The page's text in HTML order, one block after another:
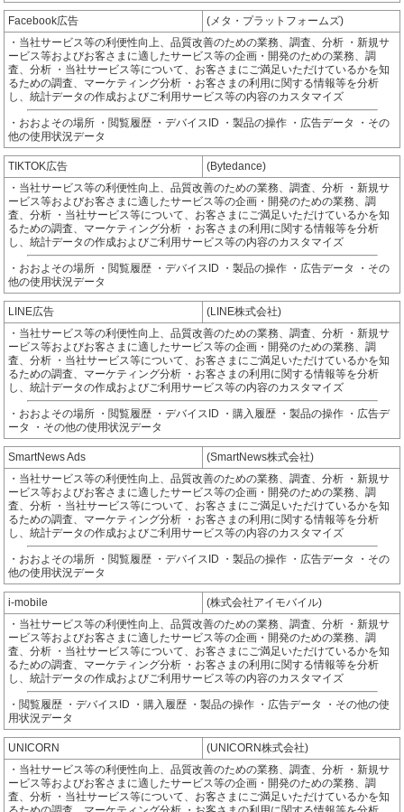
Facebook広告
(メタ・プラットフォームズ)
・当社サービス等の利便性向上、品質改善のための業務、調査、分析 ・新規サ
ービス等およびお客さまに適したサービス等の企画・開発のための業務、調
査、分析 ・当社サービス等について、お客さまにご満足いただけているかを知
るための調査、マーケティング分析 ・お客さまの利用に関する情報等を分析
し、統計データの作成およびご利用サービス等の内容のカスタマイズ
・おおよその場所 ・閲覧履歴 ・デバイスID ・製品の操作 ・広告データ ・その
他の使用状況データ
TIKTOK広告
(Bytedance)
・当社サービス等の利便性向上、品質改善のための業務、調査、分析 ・新規サ
ービス等およびお客さまに適したサービス等の企画・開発のための業務、調
査、分析 ・当社サービス等について、お客さまにご満足いただけているかを知
るための調査、マーケティング分析 ・お客さまの利用に関する情報等を分析
し、統計データの作成およびご利用サービス等の内容のカスタマイズ
・おおよその場所 ・閲覧履歴 ・デバイスID ・製品の操作 ・広告データ ・その
他の使用状況データ
LINE広告
(LINE株式会社)
・当社サービス等の利便性向上、品質改善のための業務、調査、分析 ・新規サ
ービス等およびお客さまに適したサービス等の企画・開発のための業務、調
査、分析 ・当社サービス等について、お客さまにご満足いただけているかを知
るための調査、マーケティング分析 ・お客さまの利用に関する情報等を分析
し、統計データの作成およびご利用サービス等の内容のカスタマイズ
・おおよその場所 ・閲覧履歴 ・デバイスID ・購入履歴 ・製品の操作 ・広告デ
ータ ・その他の使用状況データ
SmartNews Ads
(SmartNews株式会社)
・当社サービス等の利便性向上、品質改善のための業務、調査、分析 ・新規サ
ービス等およびお客さまに適したサービス等の企画・開発のための業務、調
査、分析 ・当社サービス等について、お客さまにご満足いただけているかを知
るための調査、マーケティング分析 ・お客さまの利用に関する情報等を分析
し、統計データの作成およびご利用サービス等の内容のカスタマイズ
・おおよその場所 ・閲覧履歴 ・デバイスID ・製品の操作 ・広告データ ・その
他の使用状況データ
i-mobile
(株式会社アイモバイル)
・当社サービス等の利便性向上、品質改善のための業務、調査、分析 ・新規サ
ービス等およびお客さまに適したサービス等の企画・開発のための業務、調
査、分析 ・当社サービス等について、お客さまにご満足いただけているかを知
るための調査、マーケティング分析 ・お客さまの利用に関する情報等を分析
し、統計データの作成およびご利用サービス等の内容のカスタマイズ
・閲覧履歴 ・デバイスID ・購入履歴 ・製品の操作 ・広告データ ・その他の使
用状況データ
UNICORN
(UNICORN株式会社)
・当社サービス等の利便性向上、品質改善のための業務、調査、分析 ・新規サ
ービス等およびお客さまに適したサービス等の企画・開発のための業務、調
査、分析 ・当社サービス等について、お客さまにご満足いただけているかを知